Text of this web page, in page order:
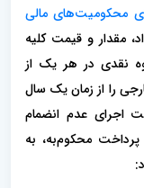
اجرای محکومیت‌های مالی
مقدار و قیمت کلیه
نقدی در هر یک از
را از زمان یک سال
اجرای عدم انضمام
محکوم‌به، به